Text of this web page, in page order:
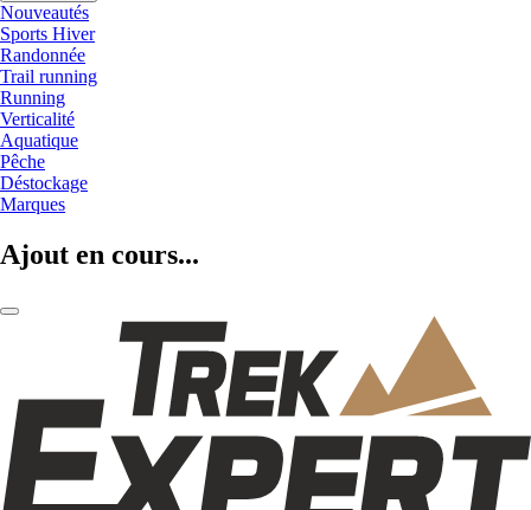
Nouveautés
Sports Hiver
Randonnée
Trail running
Running
Verticalité
Aquatique
Pêche
Déstockage
Marques
Ajout en cours...